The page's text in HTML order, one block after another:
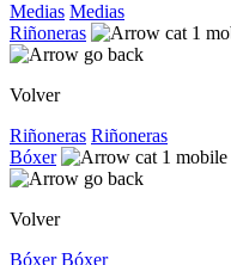
Medias Medias
Riñoneras
Volver
Riñoneras Riñoneras
Bóxer
Volver
Bóxer Bóxer